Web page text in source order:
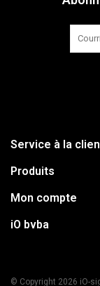
Service à la
Produits
Mon compte
iO bvba
© Copyright 2026 iO-